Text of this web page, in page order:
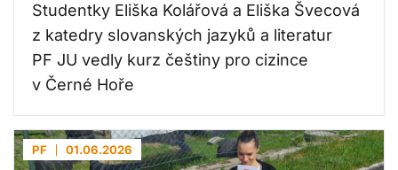
Studentky Eliška Kolářová a Eliška Švecová
z katedry slovanských jazyků a literatur
PF JU vedly kurz češtiny pro cizince
v Černé Hoře
PF 01.06.2026